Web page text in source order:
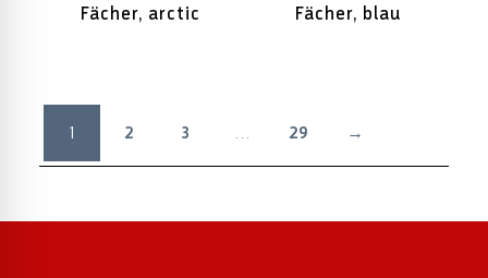
Fächer, arctic
Fächer, blau
1 2 3 … 29 →